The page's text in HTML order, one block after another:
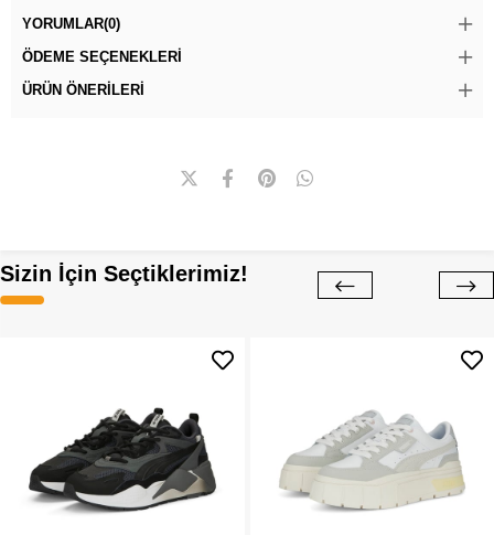
YORUMLAR(0)
ÖDEME SEÇENEKLERI
ÜRÜN ÖNERILERI
Sizin İçin Seçtiklerimiz!